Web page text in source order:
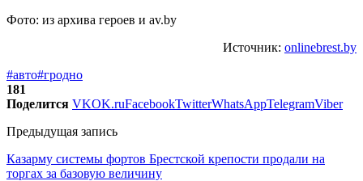
Фото: из архива героев и av.by
Источник: onlinebrest.by
#авто#гродно
181
Поделится VKOK.ruFacebookTwitterWhatsAppTelegramViber
Предыдущая запись
Казарму системы фортов Брестской крепости продали на
торгах за базовую величину